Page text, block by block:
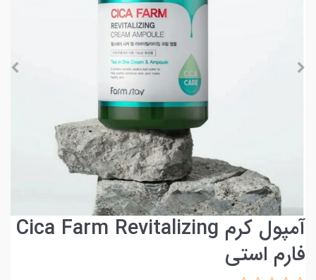
آمپول کرم Cica Farm Revitalizing
فارم استی